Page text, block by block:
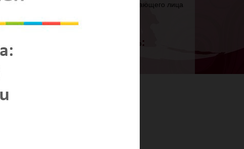
и национального паспорта приглашающего лица
фин.гарантии.
необходимо предоставить:
школьников)
паспорта) необходимо: